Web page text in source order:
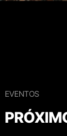
EVENTOS